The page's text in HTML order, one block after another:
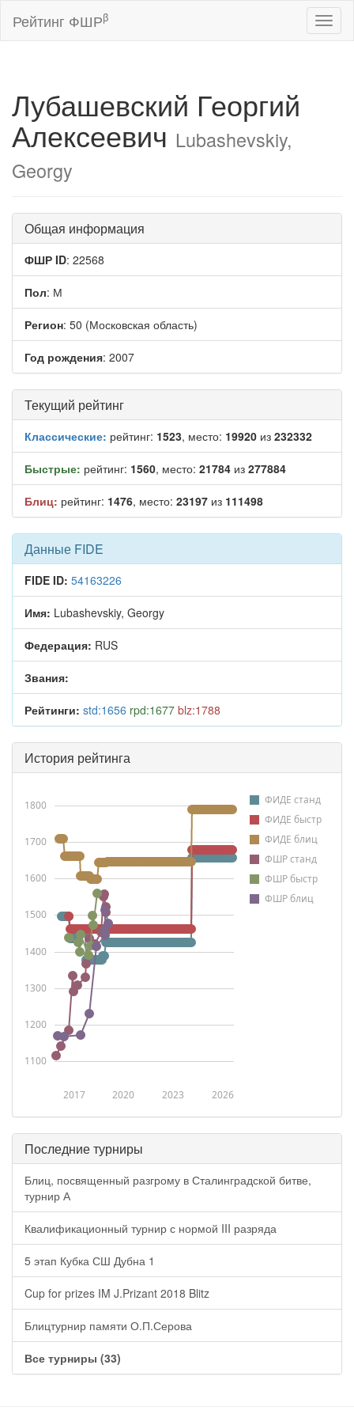
Рейтинг ФШРβ
Лубашевский Георгий
Алексеевич Lubashevskiy,
Georgy
Общая информация
ФШР ID: 22568
Пол: М
Регион: 50 (Московская область)
Год рождения: 2007
Текущий рейтинг
Классические: рейтинг: 1523, место: 19920 из 232332
Быстрые: рейтинг: 1560, место: 21784 из 277884
Блиц: рейтинг: 1476, место: 23197 из 111498
Данные FIDE
FIDE ID: 54163226
Имя: Lubashevskiy, Georgy
Федерация: RUS
Звания:
Рейтинги: std:1656 rpd:1677 blz:1788
История рейтинга
ФИДЕ станд
ФИДЕ быстр
ФИДЕ блиц
ФШР станд
ФШР быстр
ФШР блиц
2017 2020 2023 2026
1100
1200
1300
1400
1500
1600
1700
1800
Последние турниры
Блиц, посвященный разгрому в Сталинградской битве,
турнир А
Квалификационный турнир с нормой III разряда
5 этап Кубка СШ Дубна 1
Cup for prizes IM J.Prizant 2018 Blitz
Блицтурнир памяти О.П.Серова
Все турниры (33)